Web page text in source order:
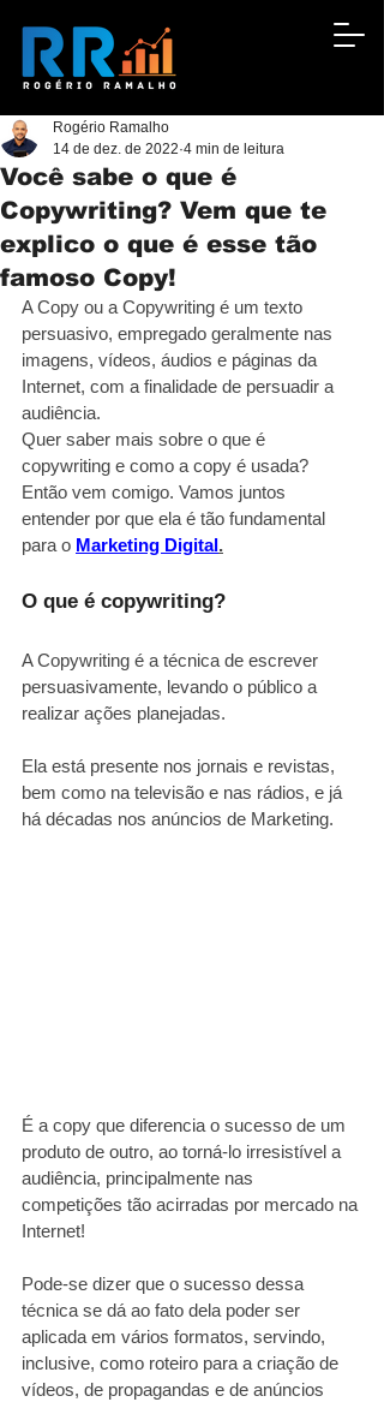
Você sabe o que é
Copywriting? Vem que te
explico o que é esse tão
famoso Copy!
Rogério Ramalho
14 de dez. de 2022 4 min de leitura
A Copy ou a Copywriting é um texto
persuasivo, empregado geralmente nas
imagens, vídeos, áudios e páginas da
Internet, com a finalidade de persuadir a
audiência.
Quer saber mais sobre o que é
copywriting e como a copy é usada?
Então vem comigo. Vamos juntos
entender por que ela é tão fundamental
para o Marketing Digital.
O que é copywriting?
A Copywriting é a técnica de escrever
persuasivamente, levando o público a
realizar ações planejadas.
Ela está presente nos jornais e revistas,
bem como na televisão e nas rádios, e já
há décadas nos anúncios de Marketing.
É a copy que diferencia o sucesso de um
produto de outro, ao torná-lo irresistível a
audiência, principalmente nas
competições tão acirradas por mercado na
Internet!
Pode-se dizer que o sucesso dessa
técnica se dá ao fato dela poder ser
aplicada em vários formatos, servindo,
inclusive, como roteiro para a criação de
vídeos, de propagandas e de anúncios